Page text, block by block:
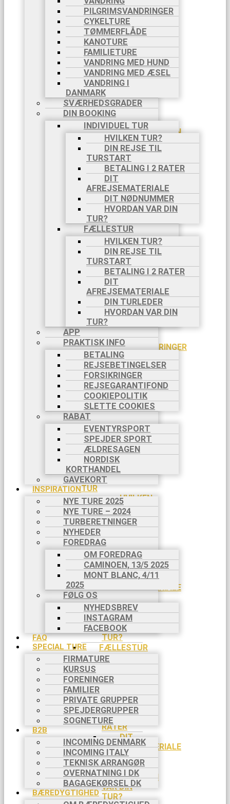
PILGRIMSVANDRINGER
CYKELTURE
TØMMERFLÅDE
KANOTURE
FAMILIETURE
VANDRING MED HUND
VANDRING MED ÆSEL
VANDRING I
DANMARK
SVÆRHEDSGRADER
DIN BOOKING
INDIVIDUEL TUR
HVILKEN TUR?
DIN REJSE TIL
TURSTART
BETALING I 2 RATER
DIT
AFREJSEMATERIALE
DIT NØDNUMMER
HVORDAN VAR DIN
TUR?
FÆLLESTUR
HVILKEN TUR?
DIN REJSE TIL
TURSTART
BETALING I 2 RATER
DIT
AFREJSEMATERIALE
DIN TURLEDER
HVORDAN VAR DIN
TUR?
APP
PRAKTISK INFO
BETALING
REJSEBETINGELSER
FORSIKRINGER
REJSEGARANTIFOND
COOKIEPOLITIK
SLETTE COOKIES
RABAT
EVENTYRSPORT
SPEJDER SPORT
ÆLDRESAGEN
NORDISK
KORTHANDEL
GAVEKORT
INSPIRATION
NYE TURE 2025
NYE TURE – 2024
TURBERETNINGER
NYHEDER
FOREDRAG
OM FOREDRAG
CAMINOEN, 13/5 2025
MONT BLANC, 4/11
2025
FØLG OS
NYHEDSBREV
INSTAGRAM
FACEBOOK
FAQ
SPECIAL TURE
FIRMATURE
KURSUS
FORENINGER
FAMILIER
PRIVATE GRUPPER
SPEJDERGRUPPER
SOGNETURE
B2B
INCOMING DENMARK
INCOMING ITALY
TEKNISK ARRANGØR
OVERNATNING I DK
BAGAGEKØRSEL DK
BÆREDYGTIGHED
DAGE, 5/9-
12/9
CAMINO
FRANCES,
8 DAGE,
6/9-13/9
CAMINO
FRANCES,
8 DAGE,
20/9-
27/9
OKTOBER
2025
AMALFIKYSTEN,
8 DAGE,
18/10-
25/10
TURE PÅ EGEN HÅND
OM TURE PÅ
EGEN HÅND
SE TURE PÅ
EGEN HÅND
PILGRIMSVANDRINGER
CAMINO
FRANCES
CAMINO
PORTUGUES
VIA DI
FRANCESCO
VIA
FRANCIGENA
AKTIVITETER
VANDRING
PILGRIMSVANDRINGER
CYKELTURE
TØMMERFLÅDE
KANOTURE
FAMILIETURE
VANDRING
MED HUND
MED ÆSEL
VANDRING
I DANMARK
SVÆRHEDSGRADER
DIN BOOKING
INDIVIDUEL
TUR
HVILKEN
TUR?
DIN
REJSE TIL
TURSTART
BETALING
I 2
RATER
DIT
AFREJSEMATERIALE
NØDNUMMER
HVORDAN
VAR DIN
TUR?
FÆLLESTUR
TUR?
DIN
REJSE TIL
TURSTART
BETALING
I 2
RATER
DIT
AFREJSEMATERIALE
DIN
TURLEDER
HVORDAN
VAR DIN
TUR?